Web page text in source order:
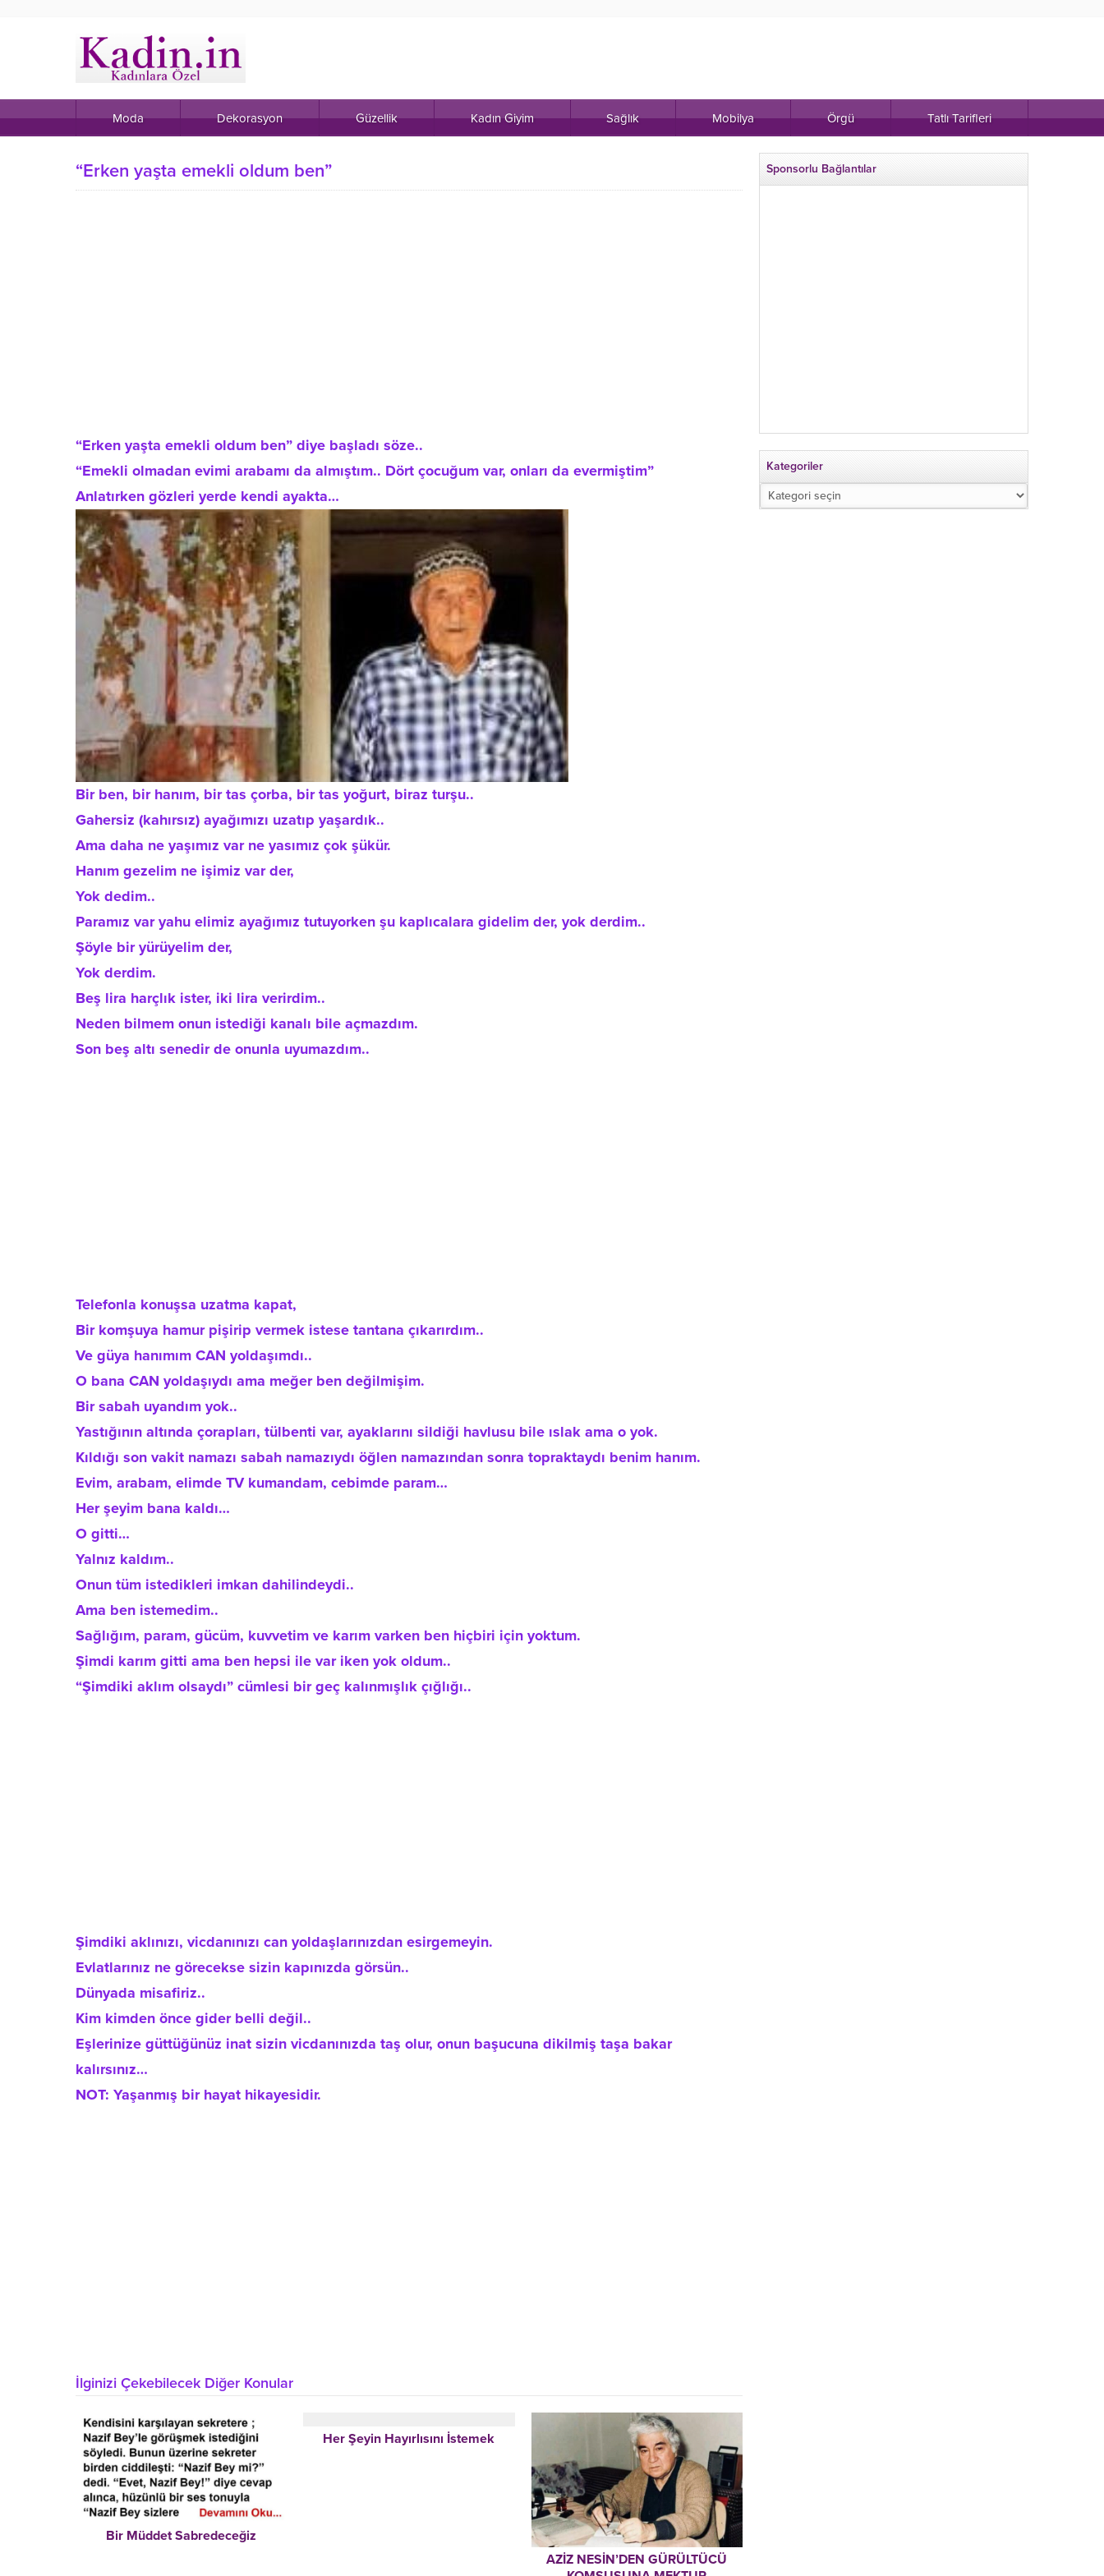
Moda Dekorasyon Güzellik Kadın Giyim Sağlık Mobilya Örgü Tatlı Tarifleri
“Erken yaşta emekli oldum ben”
“Erken yaşta emekli oldum ben” diye başladı söze..
“Emekli olmadan evimi arabamı da almıştım.. Dört çocuğum var, onları da evermiştim”
Anlatırken gözleri yerde kendi ayakta…
Bir ben, bir hanım, bir tas çorba, bir tas yoğurt, biraz turşu..
Gahersiz (kahırsız) ayağımızı uzatıp yaşardık..
Ama daha ne yaşımız var ne yasımız çok şükür.
Hanım gezelim ne işimiz var der,
Yok dedim..
Paramız var yahu elimiz ayağımız tutuyorken şu kaplıcalara gidelim der, yok derdim..
Şöyle bir yürüyelim der,
Yok derdim.
Beş lira harçlık ister, iki lira verirdim..
Neden bilmem onun istediği kanalı bile açmazdım.
Son beş altı senedir de onunla uyumazdım..
Telefonla konuşsa uzatma kapat,
Bir komşuya hamur pişirip vermek istese tantana çıkarırdım..
Ve güya hanımım CAN yoldaşımdı..
O bana CAN yoldaşıydı ama meğer ben değilmişim.
Bir sabah uyandım yok..
Yastığının altında çorapları, tülbenti var, ayaklarını sildiği havlusu bile ıslak ama o yok.
Kıldığı son vakit namazı sabah namazıydı öğlen namazından sonra topraktaydı benim hanım.
Evim, arabam, elimde TV kumandam, cebimde param…
Her şeyim bana kaldı…
O gitti…
Yalnız kaldım..
Onun tüm istedikleri imkan dahilindeydi..
Ama ben istemedim..
Sağlığım, param, gücüm, kuvvetim ve karım varken ben hiçbiri için yoktum.
Şimdi karım gitti ama ben hepsi ile var iken yok oldum..
“Şimdiki aklım olsaydı” cümlesi bir geç kalınmışlık çığlığı..
Şimdiki aklınızı, vicdanınızı can yoldaşlarınızdan esirgemeyin.
Evlatlarınız ne görecekse sizin kapınızda görsün..
Dünyada misafiriz..
Kim kimden önce gider belli değil..
Eşlerinize güttüğünüz inat sizin vicdanınızda taş olur, onun başucuna dikilmiş taşa bakar
kalırsınız…
NOT: Yaşanmış bir hayat hikayesidir.
İlginizi Çekebilecek Diğer Konular
Bir Müddet Sabredeceğiz
Her Şeyin Hayırlısını İstemek
AZİZ NESİN’DEN GÜRÜLTÜCÜ
Sponsorlu Bağlantılar
Kategoriler
Kategoriler